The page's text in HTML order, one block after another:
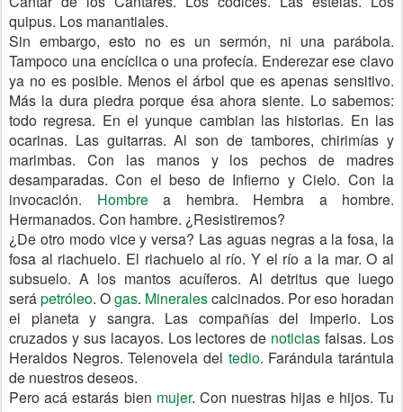
quipus. Los manantiales.
Sin embargo, esto no es un sermón, ni una parábola.
Tampoco una encíclica o una profecía. Enderezar ese clavo
ya no es posible. Menos el árbol que es apenas sensitivo.
Más la dura piedra porque ésa ahora siente. Lo sabemos:
todo regresa. En el yunque cambian las historias. En las
ocarinas. Las guitarras. Al son de tambores, chirimías y
marimbas. Con las manos y los pechos de madres
desamparadas. Con el beso de Infierno y Cielo. Con la
invocación. Hombrea hembra. Hembra a hombre.
Hermanados. Con hambre. ¿Resistiremos?
¿De otro modo vice y versa? Las aguas negras a la fosa, la
fosa al riachuelo. El riachuelo al río. Y el río a la mar. O al
subsuelo. A los mantos acuíferos. Al detritus que luego
serápetróleo. Ogas. Mineralescalcinados. Por eso horadan
el planeta y sangra. Las compañías del Imperio. Los
cruzados y sus lacayos. Los lectores de noticias falsas. Los
Heraldos Negros. Telenovela del tedio. Farándula tarántula
de nuestros deseos.
Pero acá estarás bien mujer. Con nuestras hijas e hijos. Tu